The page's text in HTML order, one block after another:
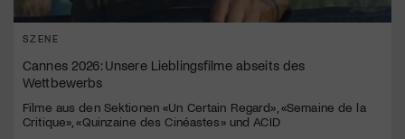
SZENE
Cannes 2026: Unsere Lieblingsfilme abseits des
Wettbewerbs
Filme aus den Sektionen «Un Certain Regard», «Semaine de la
Critique», «Quinzaine des Cinéastes» und ACID